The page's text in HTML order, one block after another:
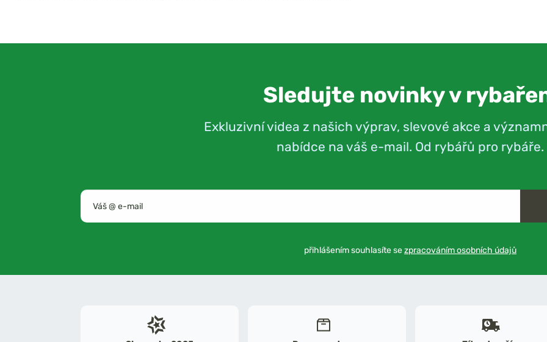
Sledujte novinky v
Exkluzivní videa z našich výprav, slevové akce a
nabídce na váš e-mail. Od rybářů pro rybáře.
přihlášením souhlasíte sezpracováním osobních údajů